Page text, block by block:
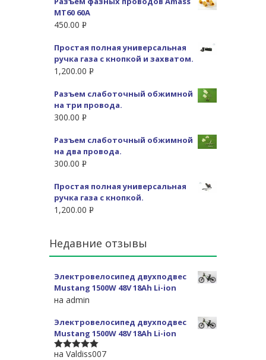
MT60 60А
450.00 Р
Простая полная универсальная
ручка газа с кнопкой и захватом.
1,200.00 Р
Разъем слаботочный обжимной
на три провода.
300.00 Р
Разъем слаботочный обжимной
на два провода.
300.00 Р
Простая полная универсальная
ручка газа с кнопкой.
1,200.00 Р
Недавние отзывы
Электровелосипед двухподвес
Mustang 1500W 48V 18Ah Li-ion
на admin
Электровелосипед двухподвес
Mustang 1500W 48V 18Ah Li-ion
5из 5
на Valdiss007